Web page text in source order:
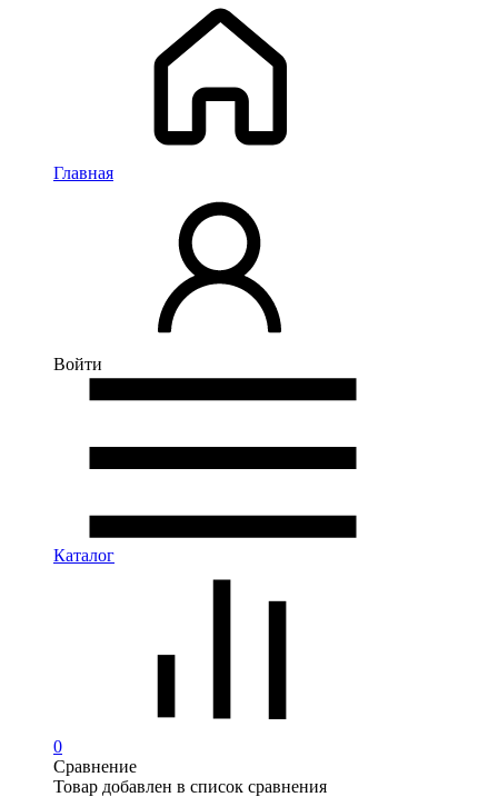
Главная
Войти
Каталог
0
Сравнение
Товар добавлен в список сравнения